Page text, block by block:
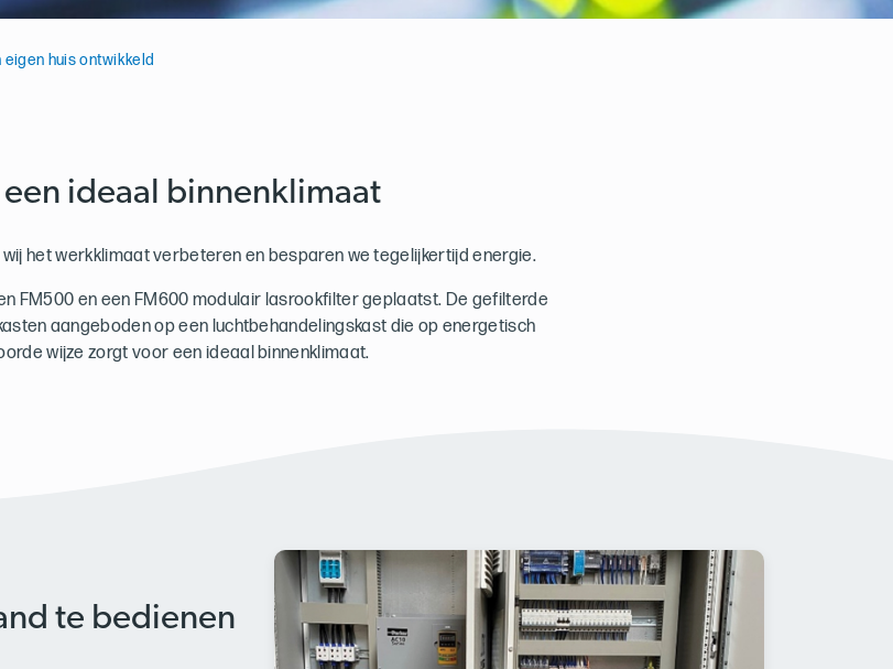
huis ontwikkeld
ideaal binnenklimaat
het werkklimaat verbeteren en besparen we tegelijkertijd energie.
FM500 en een FM600 modulair lasrookfilter geplaatst. De gefilterde
aangeboden op een luchtbehandelingskast die op energetisch
wijze zorgt voor een ideaal binnenklimaat.
te bedienen